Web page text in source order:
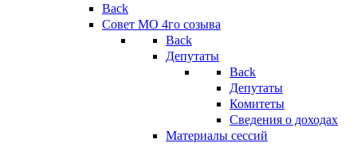
Back
Совет МО 4го созыва
Back
Депутаты
Back
Депутаты
Комитеты
Сведения о доходах
Материалы сессий